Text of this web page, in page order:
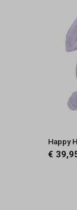
Happy
€